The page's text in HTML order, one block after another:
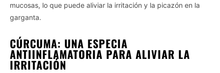
mucosas, lo que puede aliviar la irritación y la picazón en la
garganta.
CÚRCUMA: UNA ESPECIA
ANTIINFLAMATORIA PARA ALIVIAR LA
IRRITACIÓN